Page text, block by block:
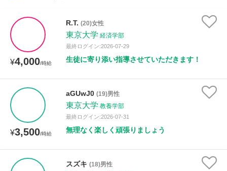
¥4,000/時給
R.T. (20)女性
東京大学 経済学部
最終ログイン:2026-07-29
生徒に寄り添い指導させていただきます！
¥3,500/時給
aGUwJ0 (19)男性
東京大学 教養学部
最終ログイン:2026-07-31
無理なく楽しく頑張りましょう
スズキ (18)男性
年齢：18-101歳